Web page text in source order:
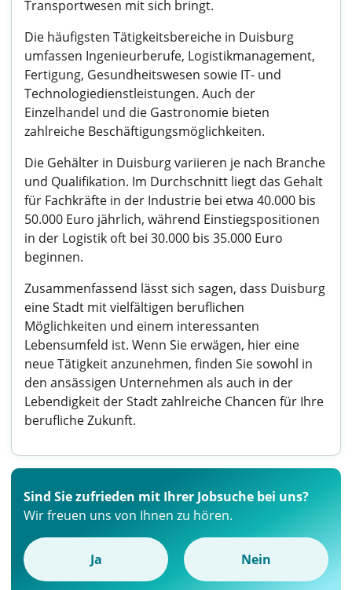
Transportwesen mit sich bringt.
Die häufigsten Tätigkeitsbereiche in Duisburg
umfassen Ingenieurberufe, Logistikmanagement,
Fertigung, Gesundheitswesen sowie IT- und
Technologiedienstleistungen. Auch der
Einzelhandel und die Gastronomie bieten
zahlreiche Beschäftigungsmöglichkeiten.
Die Gehälter in Duisburg variieren je nach Branche
und Qualifikation. Im Durchschnitt liegt das Gehalt
für Fachkräfte in der Industrie bei etwa 40.000 bis
50.000 Euro jährlich, während Einstiegspositionen
in der Logistik oft bei 30.000 bis 35.000 Euro
beginnen.
Zusammenfassend lässt sich sagen, dass Duisburg
eine Stadt mit vielfältigen beruflichen
Möglichkeiten und einem interessanten
Lebensumfeld ist. Wenn Sie erwägen, hier eine
neue Tätigkeit anzunehmen, finden Sie sowohl in
den ansässigen Unternehmen als auch in der
Lebendigkeit der Stadt zahlreiche Chancen für Ihre
berufliche Zukunft.
Sind Sie zufrieden mit Ihrer Jobsuche bei uns?
Wir freuen uns von Ihnen zu hören.
Ja Nein